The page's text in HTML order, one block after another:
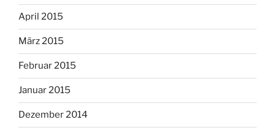
April 2015
März 2015
Februar 2015
Januar 2015
Dezember 2014